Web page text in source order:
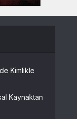
Kimlikle
Kaynaktan